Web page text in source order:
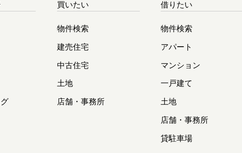
買いたい
物件検索
建売住宅
中古住宅
土地
店舗・事務所
借りたい
物件検索
アパート
マンション
一戸建て
土地
店舗・事務所
貸駐車場